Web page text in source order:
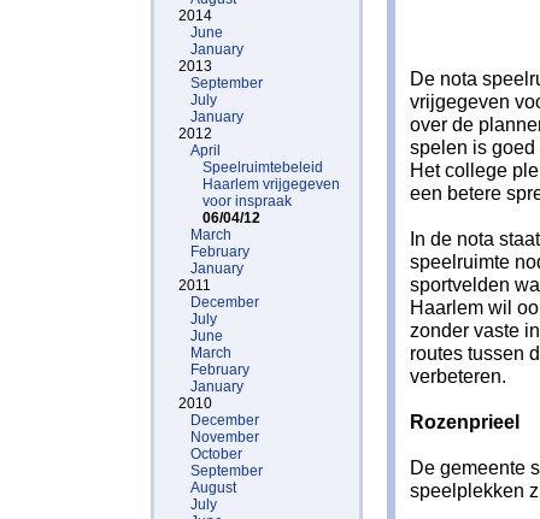
2014
June
January
2013
September
July
January
2012
April
Speelruimtebeleid
Haarlem vrijgegeven
voor inspraak
06/04/12
March
February
January
2011
December
July
June
March
February
January
2010
December
November
October
September
August
July
De nota
vrijgegeven
over de
spelen is
Het college
een betere
In de nota
speelruimte
sportvelden
Haarlem wil
zonder vaste
routes tussen
verbeteren.
Rozenprieel
De gemeente
speelplekken